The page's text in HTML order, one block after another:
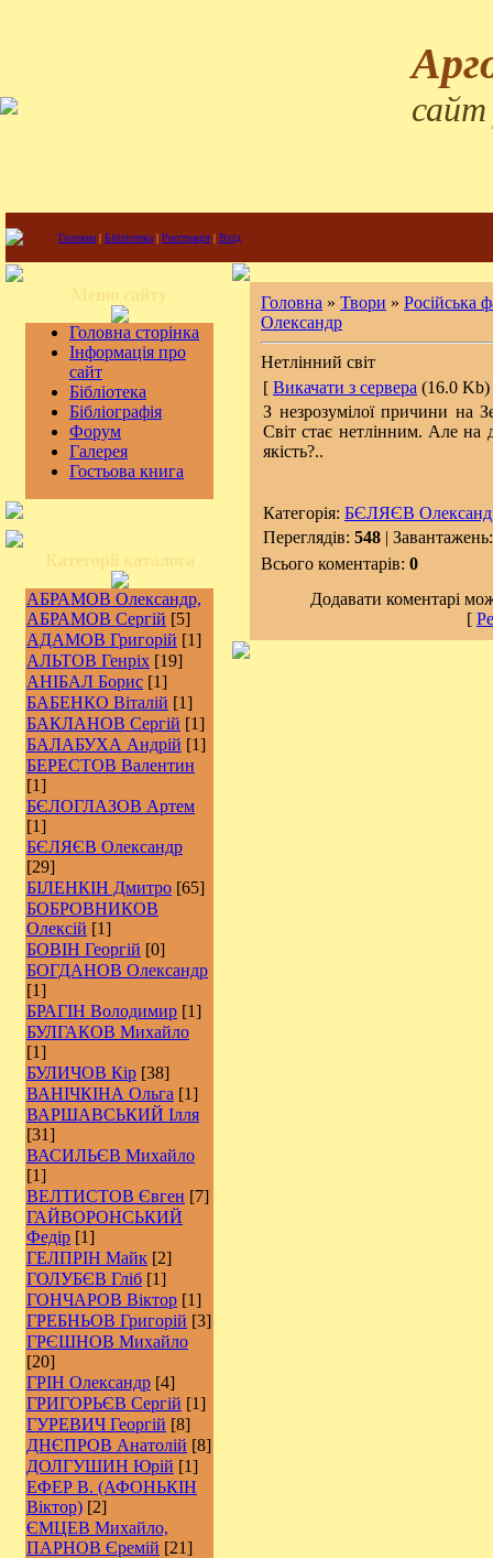
сайт
Головна | Бібліотека | Реєстрація | Вхід
Головна сторінка
Інформація про
сайт
Бібліотека
Бібліографія
Форум
Галерея
Гостьова книга
АБРАМОВ Олександр,
АБРАМОВ Сергій [5]
АДАМОВ Григорій [1]
АЛЬТОВ Генріх [19]
АНІБАЛ Борис [1]
БАБЕНКО Віталій [1]
БАКЛАНОВ Сергій [1]
БАЛАБУХА Андрій [1]
БЕРЕСТОВ Валентин
[1]
БЄЛОГЛАЗОВ Артем
[1]
БЄЛЯЄВ Олександр
[29]
БІЛЕНКІН Дмитро [65]
БОБРОВНИКОВ
Олексій [1]
БОВІН Георгій [0]
БОГДАНОВ Олександр
[1]
БРАГІН Володимир [1]
БУЛГАКОВ Михайло
[1]
БУЛИЧОВ Кір [38]
ВАНІЧКІНА Ольга [1]
ВАРШАВСЬКИЙ Ілля
[31]
ВАСИЛЬЄВ Михайло
[1]
ВЕЛТИСТОВ Євген [7]
ГАЙВОРОНСЬКИЙ
Федір [1]
ГЕЛПРІН Майк [2]
ГОЛУБЄВ Гліб [1]
ГОНЧАРОВ Віктор [1]
ГРЕБНЬОВ Григорій [3]
ГРЄШНОВ Михайло
[20]
ГРІН Олександр [4]
ГРИГОРЬЄВ Сергій [1]
ГУРЕВИЧ Георгій [8]
ДНЄПРОВ Анатолій [8]
ДОЛГУШИН Юрій [1]
ЕФЕР В. (АФОНЬКІН
Віктор) [2]
ЄМЦЕВ Михайло,
ПАРНОВ Єремій [21]
Головна » Твори » Російська
Олександр
Нетлінний світ
[ Викачати з сервера (16.0
З незрозумілої причини на
Світ стає нетлінним. Але
якість?..
Категорія: БЄЛЯЄВ
Переглядів: 548 |
Всього коментарів: 0
Додавати коментарі
[